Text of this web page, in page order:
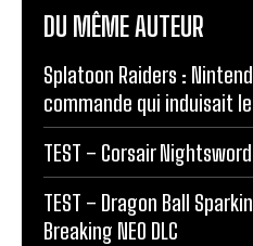
DU MÊME AUTEUR
Splatoon Raiders :
commande qui induisait
TEST – Corsair
TEST – Dragon Ball
Breaking NEO DLC